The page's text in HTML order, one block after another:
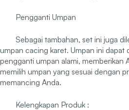
Pengganti Umpan
Sebagai tambahan, set ini juga
umpan cacing karet. Umpan ini dapat
pengganti umpan alami, memberikan
memilih umpan yang sesuai dengan
memancing Anda.
Kelengkapan Produk :